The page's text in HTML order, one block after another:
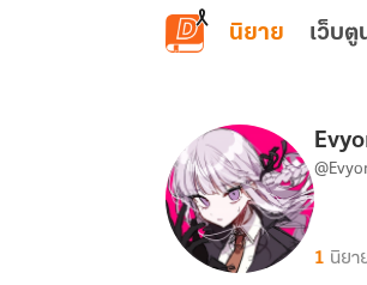
ข้ามไปยังเนื้อหาหลัก
นิยาย เว็บตู
1 นิยา